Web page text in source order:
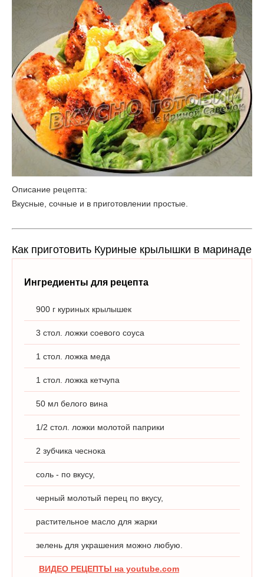
Описание рецепта:
Вкусные, сочные и в приготовлении простые.
Как приготовить Куриные крылышки в маринаде
Ингредиенты для рецепта
900 г куриных крылышек
3 стол. ложки соевого соуса
1 стол. ложка меда
1 стол. ложка кетчупа
50 мл белого вина
1/2 стол. ложки молотой паприки
2 зубчика чеснока
соль - по вкусу,
черный молотый перец по вкусу,
растительное масло для жарки
зелень для украшения можно любую.
ВИДЕО РЕЦЕПТЫ на youtube.com